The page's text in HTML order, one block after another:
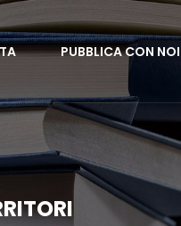
PUBBLICA CON NOI